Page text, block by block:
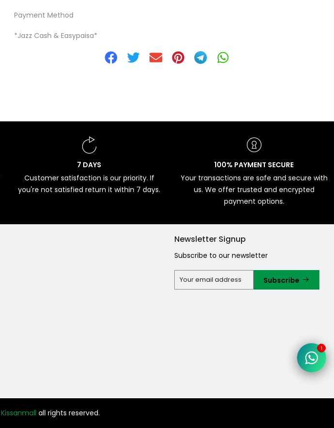
Payment Method
*Jazz Cash & Easypaisa*
7 DAYS
Customer satisfaction is our priority. If
you're not satisfied return it within 7 days.
100% PAYMENT SECURE
Your transactions are safe and secure with
us. We offer trusted and encrypted
payment options.
Newsletter Signup
Subscribe to our newsletter
Subscribe
Kissanmall all rights reserved.
1